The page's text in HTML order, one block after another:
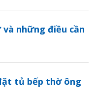
những điều cần
tủ bếp thờ ông